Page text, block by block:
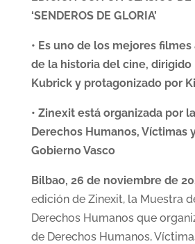
‘SENDEROS DE GLORIA’
• Es uno de los mejores
de la historia del cine, dirigido
Kubrick y protagonizado por
• Zinexit está organizada por la
Derechos Humanos, Víctimas
Gobierno Vasco
Bilbao, 26 de noviembre de
edición de Zinexit, la Muestra
Derechos Humanos que
de Derechos Humanos,